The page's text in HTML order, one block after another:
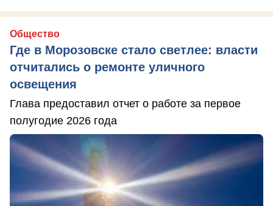
Общество
Где в Морозовске стало светлее: власти
отчитались о ремонте уличного
освещения
Глава предоставил отчет о работе за первое
полугодие 2026 года